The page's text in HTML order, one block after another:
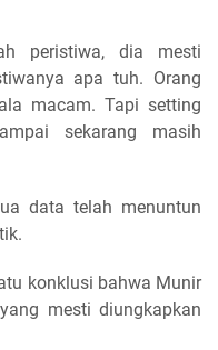
peristiwa, dia mesti
apa tuh. Orang
macam. Tapi setting
sekarang masih
data telah menuntun
konklusi bahwa Munir
mesti diungkapkan